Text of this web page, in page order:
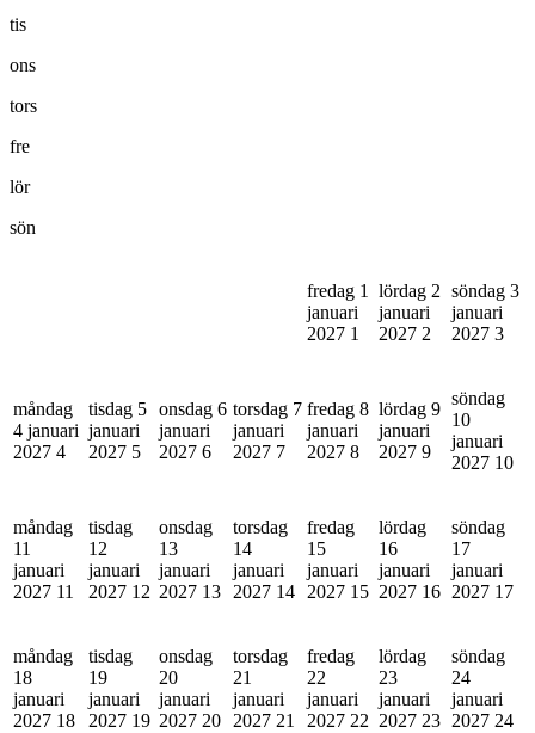
tis
ons
tors
fre
lör
sön
fredag 1
januari
2027 1
lördag 2
januari
2027 2
söndag 3
januari
2027 3
måndag
4 januari
2027 4
tisdag 5
januari
2027 5
onsdag 6
januari
2027 6
torsdag 7
januari
2027 7
fredag 8
januari
2027 8
lördag 9
januari
2027 9
söndag
10
januari
2027 10
måndag
11
januari
2027 11
tisdag
12
januari
2027 12
onsdag
13
januari
2027 13
torsdag
14
januari
2027 14
fredag
15
januari
2027 15
lördag
16
januari
2027 16
söndag
17
januari
2027 17
måndag
18
januari
2027 18
tisdag
19
januari
2027 19
onsdag
20
januari
2027 20
torsdag
21
januari
2027 21
fredag
22
januari
2027 22
lördag
23
januari
2027 23
söndag
24
januari
2027 24